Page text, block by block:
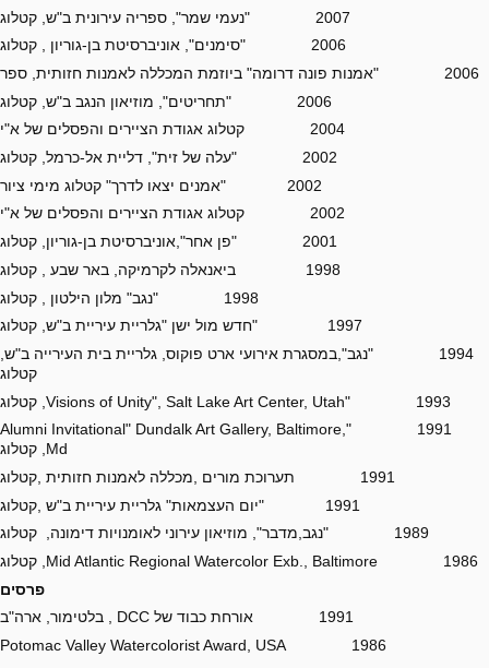
2007 "נעמי שמר", ספריה עירונית ב"ש, קטלוג
2006 "סימנים", אוניברסיטת בן-גוריון , קטלוג
2006 "אמנות פונה דרומה" ביוזמת המכללה לאמנות חזותית, ספר
2006 "תחריטים", מוזיאון הנגב ב"ש, קטלוג
2004 קטלוג אגודת הציירים והפסלים של א"י
2002 "עלה של זית", דליית אל-כרמל, קטלוג
2002 "אמנים יצאו לדרך" קטלוג מימי ציור
2002 קטלוג אגודת הציירים והפסלים של א"י
2001 "פן אחר",אוניברסיטת בן-גוריון, קטלוג
1998 ביאנאלה לקרמיקה, באר שבע , קטלוג
1998 "נגב" מלון הילטון , קטלוג
1997 "חדש מול ישן "גלריית עיריית ב"ש, קטלוג
1994 "נגב",במסגרת אירועי ארט פוקוס, גלריית בית העירייה ב"ש,
קטלוג
1993 "Visions of Unity", Salt Lake Art Center, Utah, קטלוג
1991 "Alumni Invitational" Dundalk Art Gallery, Baltimore,
Md, קטלוג
1991 תערוכת מורים ,מכללה לאמנות חזותית ,קטלוג
1991 "יום העצמאות" גלריית עיריית ב"ש ,קטלוג
1989 "נגב,מדבר", מוזיאון עירוני לאומנויות דימונה, קטלוג
1986 Mid Atlantic Regional Watercolor Exb., Baltimore, קטלוג
פרסים
1991 אורחת כבוד של DCC , בלטימור, ארה"ב
1986 Potomac Valley Watercolorist Award, USA